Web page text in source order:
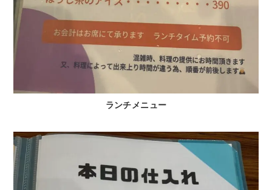
ランチメニュー